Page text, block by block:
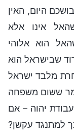
היום, האין
אינו אלא
הוא אלוהי
שבישראל הוא
מלבד ישראל
ששום משפחה
יהוה – אם
למתנגד עקשן?